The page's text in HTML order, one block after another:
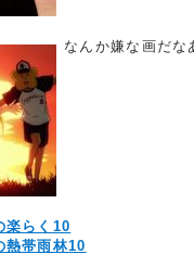
なんか嫌な画だな
楽らく10
熱帯雨林10